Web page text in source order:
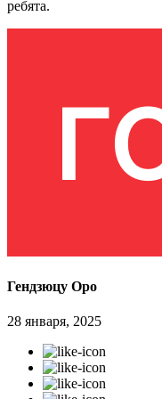
ребята.
Гендзюцу Оро
28 января, 2025